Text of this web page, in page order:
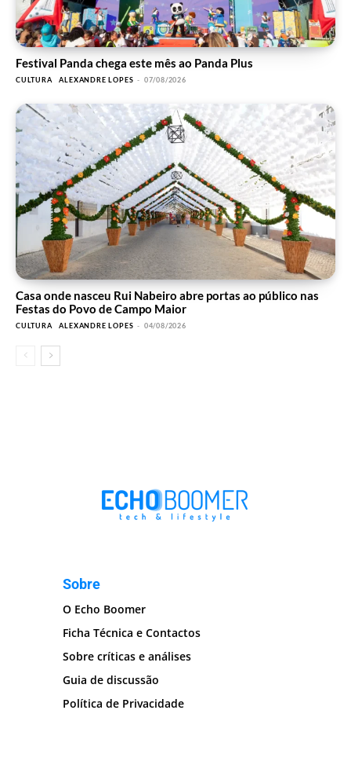
Festival Panda chega este mês ao Panda Plus
CULTURA ALEXANDRE LOPES - 07/08/2026
Casa onde nasceu Rui Nabeiro abre portas ao público nas
Festas do Povo de Campo Maior
CULTURA ALEXANDRE LOPES - 04/08/2026
Sobre
O Echo Boomer
Ficha Técnica e Contactos
Sobre críticas e análises
Guia de discussão
Política de Privacidade